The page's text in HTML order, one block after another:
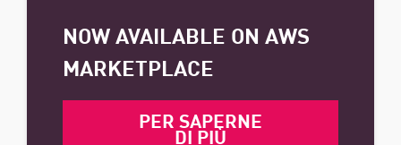
NOW AVAILABLE ON AWS
MARKETPLACE
PER SAPERNE
DI PIÙ